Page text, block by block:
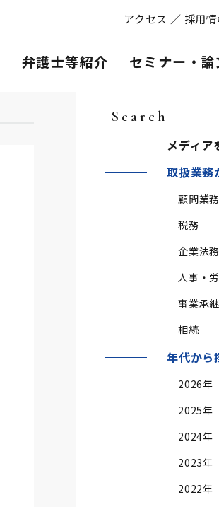
アクセス ／ 採用
弁護士等紹介 セミナー・論
Search
メディア
取扱業務
顧問業務
税務
企業法務
人事・
事業承継
相続
年代から
2026年
2025年
2024年
2023年
2022年